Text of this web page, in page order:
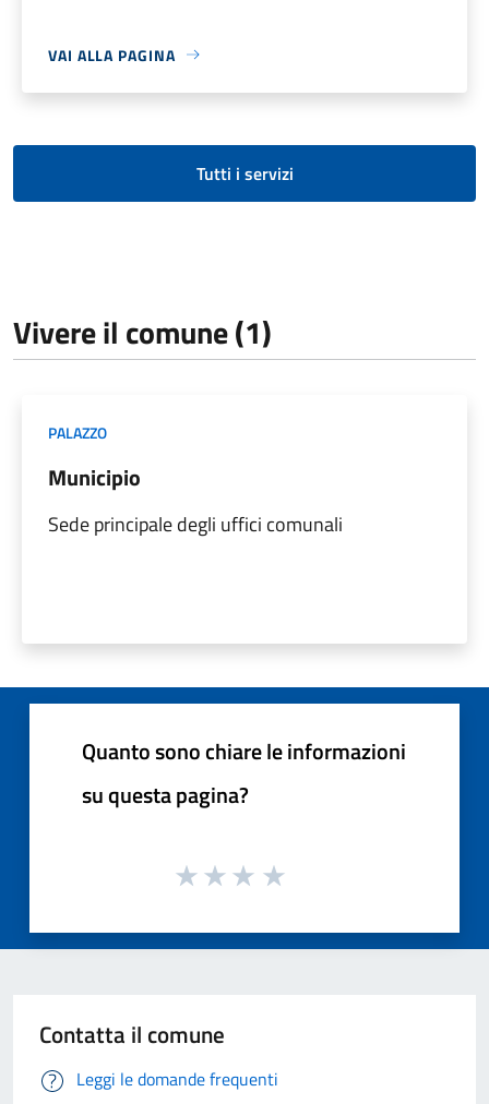
VAI ALLA PAGINA
Tutti i servizi
Vivere il comune (1)
PALAZZO
Municipio
Sede principale degli uffici comunali
Quanto sono chiare le informazioni
su questa pagina?
Contatta il comune
Leggi le domande frequenti